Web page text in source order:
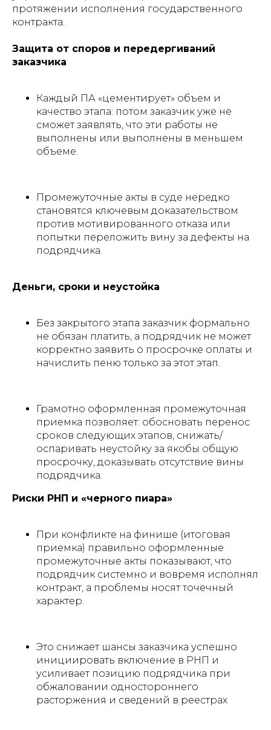
протяжении исполнения государственного
контракта.
Защита от споров и передергиваний
заказчика
Каждый ПА «цементирует» объем и
качество этапа: потом заказчик уже не
сможет заявлять, что эти работы не
выполнены или выполнены в меньшем
объеме.
Промежуточные акты в суде нередко
становятся ключевым доказательством
против мотивированного отказа или
попытки переложить вину за дефекты на
подрядчика.
Деньги, сроки и неустойка
Без закрытого этапа заказчик формально
не обязан платить, а подрядчик не может
корректно заявить о просрочке оплаты и
начислить пеню только за этот этап.
Грамотно оформленная промежуточная
приемка позволяет: обосновать перенос
сроков следующих этапов, снижать/
оспаривать неустойку за якобы общую
просрочку, доказывать отсутствие вины
подрядчика.
Риски РНП и «черного пиара»
При конфликте на финише (итоговая
приемка) правильно оформленные
промежуточные акты показывают, что
подрядчик системно и вовремя исполнял
контракт, а проблемы носят точечный
характер.
Это снижает шансы заказчика успешно
инициировать включение в РНП и
усиливает позицию подрядчика при
обжаловании одностороннего
расторжения и сведений в реестрах